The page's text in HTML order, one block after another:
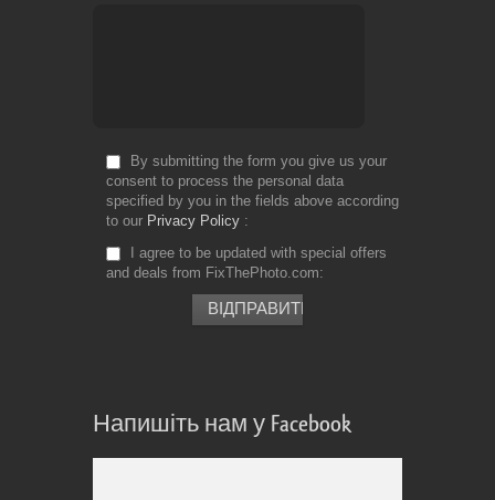
By submitting the form you give us your
consent to process the personal data
specified by you in the fields above according
to our Privacy Policy
I agree to be updated with special offers
and deals from FixThePhoto.com
Напишіть нам у Facebook